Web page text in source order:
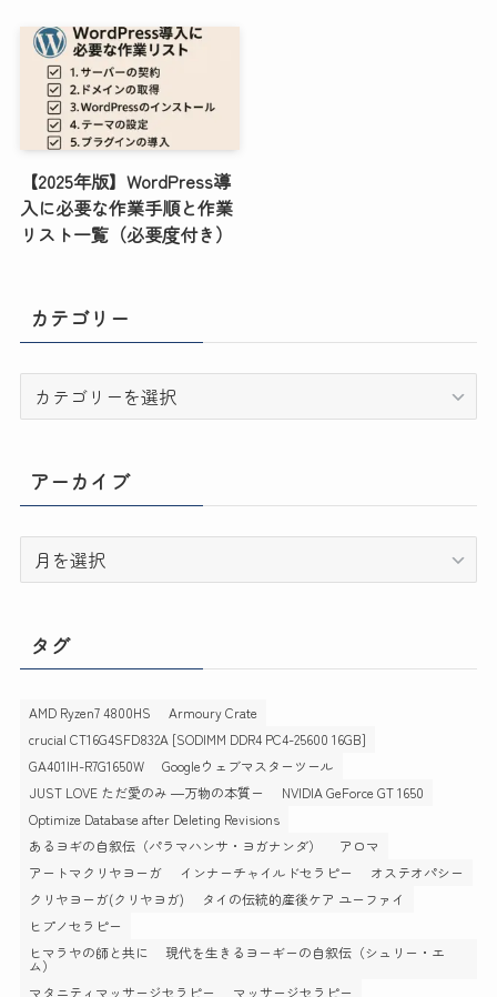
【2025年版】WordPress導
入に必要な作業手順と作業
リスト一覧（必要度付き）
カテゴリー
テ
リ
ー
アーカイブ
ー
ブ
タグ
AMD Ryzen7 4800HS
Armoury Crate
crucial CT16G4SFD832A [SODIMM DDR4 PC4-25600 16GB]
GA401IH-R7G1650W
Googleウェブマスターツール
JUST LOVE ただ愛のみ ―万物の本質ー
NVIDIA GeForce GT 1650
Optimize Database after Deleting Revisions
あるヨギの自叙伝（パラマハンサ・ヨガナンダ）
アロマ
アートマクリヤヨーガ
インナーチャイルドセラピー
オステオパシー
クリヤヨーガ(クリヤヨガ)
タイの伝統的産後ケア ユーファイ
ヒプノセラピー
ヒマラヤの師と共に 現代を生きるヨーギーの自叙伝（シュリー・エ
ム）
マタニティマッサージセラピー
マッサージセラピー